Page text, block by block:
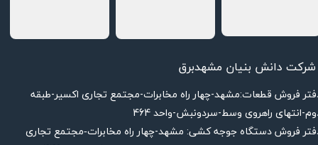
شرکت دانش بنیان مشهدبرق
فروش قطعات:مشهد-چهار راه مخابرات-مجتمع تجاری اکسیر-طبقه
انتهای راهروی وسط-سردونبش-واحد 464
فروش دستگاه جوجه کشی: مشهد-چهار راه مخابرات-مجتمع تجاری